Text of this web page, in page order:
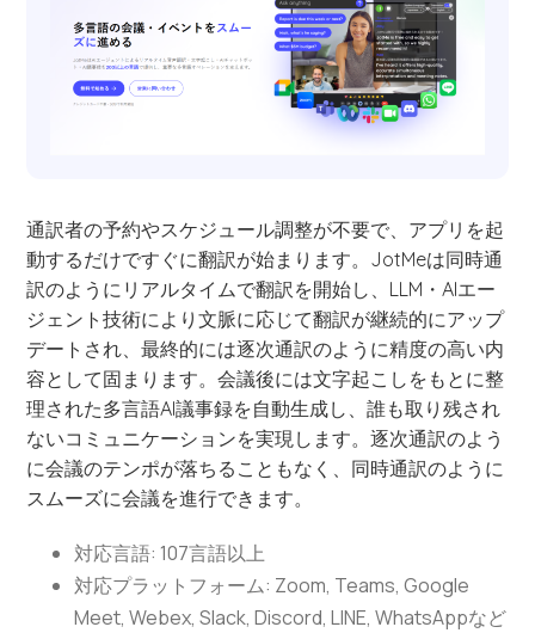
通訳者の予約やスケジュール調整が不要で、アプリを起
動するだけですぐに翻訳が始まります。JotMeは同時通
訳のようにリアルタイムで翻訳を開始し、LLM・AIエー
ジェント技術により文脈に応じて翻訳が継続的にアップ
デートされ、最終的には逐次通訳のように精度の高い内
容として固まります。会議後には文字起こしをもとに整
理された多言語AI議事録を自動生成し、誰も取り残され
ないコミュニケーションを実現します。逐次通訳のよう
に会議のテンポが落ちることもなく、同時通訳のように
スムーズに会議を進行できます。
対応言語: 107言語以上
対応プラットフォーム: Zoom, Teams, Google
Meet, Webex, Slack, Discord, LINE, WhatsAppなど